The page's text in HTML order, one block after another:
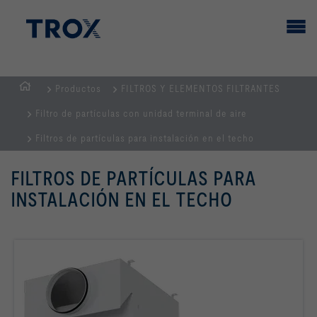
PRINCIPAL
Productos FILTROS Y ELEMENTOS FILTRANTES
Filtro de partículas con unidad terminal de aire
Filtros de partículas para instalación en el techo
FILTROS DE PARTÍCULAS PARA
INSTALACIÓN EN EL TECHO